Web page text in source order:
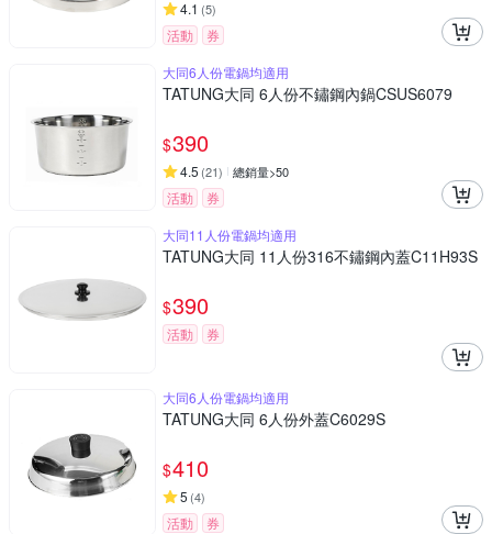
4.1 (5)
活動
券
大同6人份電鍋均適用
TATUNG大同 6人份不鏽鋼內鍋CSUS6079
$390
4.5 (21) 總銷量>50
活動
券
大同11人份電鍋均適用
TATUNG大同 11人份316不鏽鋼內蓋C11H93S
$390
活動 券
大同6人份電鍋均適用
TATUNG大同 6人份外蓋C6029S
$410
5 (4)
活動
券